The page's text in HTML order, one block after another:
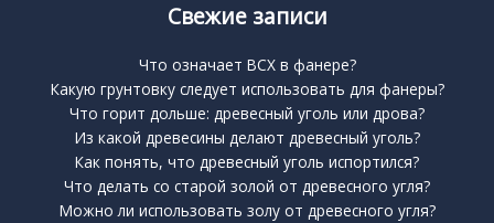
Свежие записи
Что означает BCX в фанере?
Какую грунтовку следует использовать для фанеры?
Что горит дольше: древесный уголь или дрова?
Из какой древесины делают древесный уголь?
Как понять, что древесный уголь испортился?
Что делать со старой золой от древесного угля?
Можно ли использовать золу от древесного угля?